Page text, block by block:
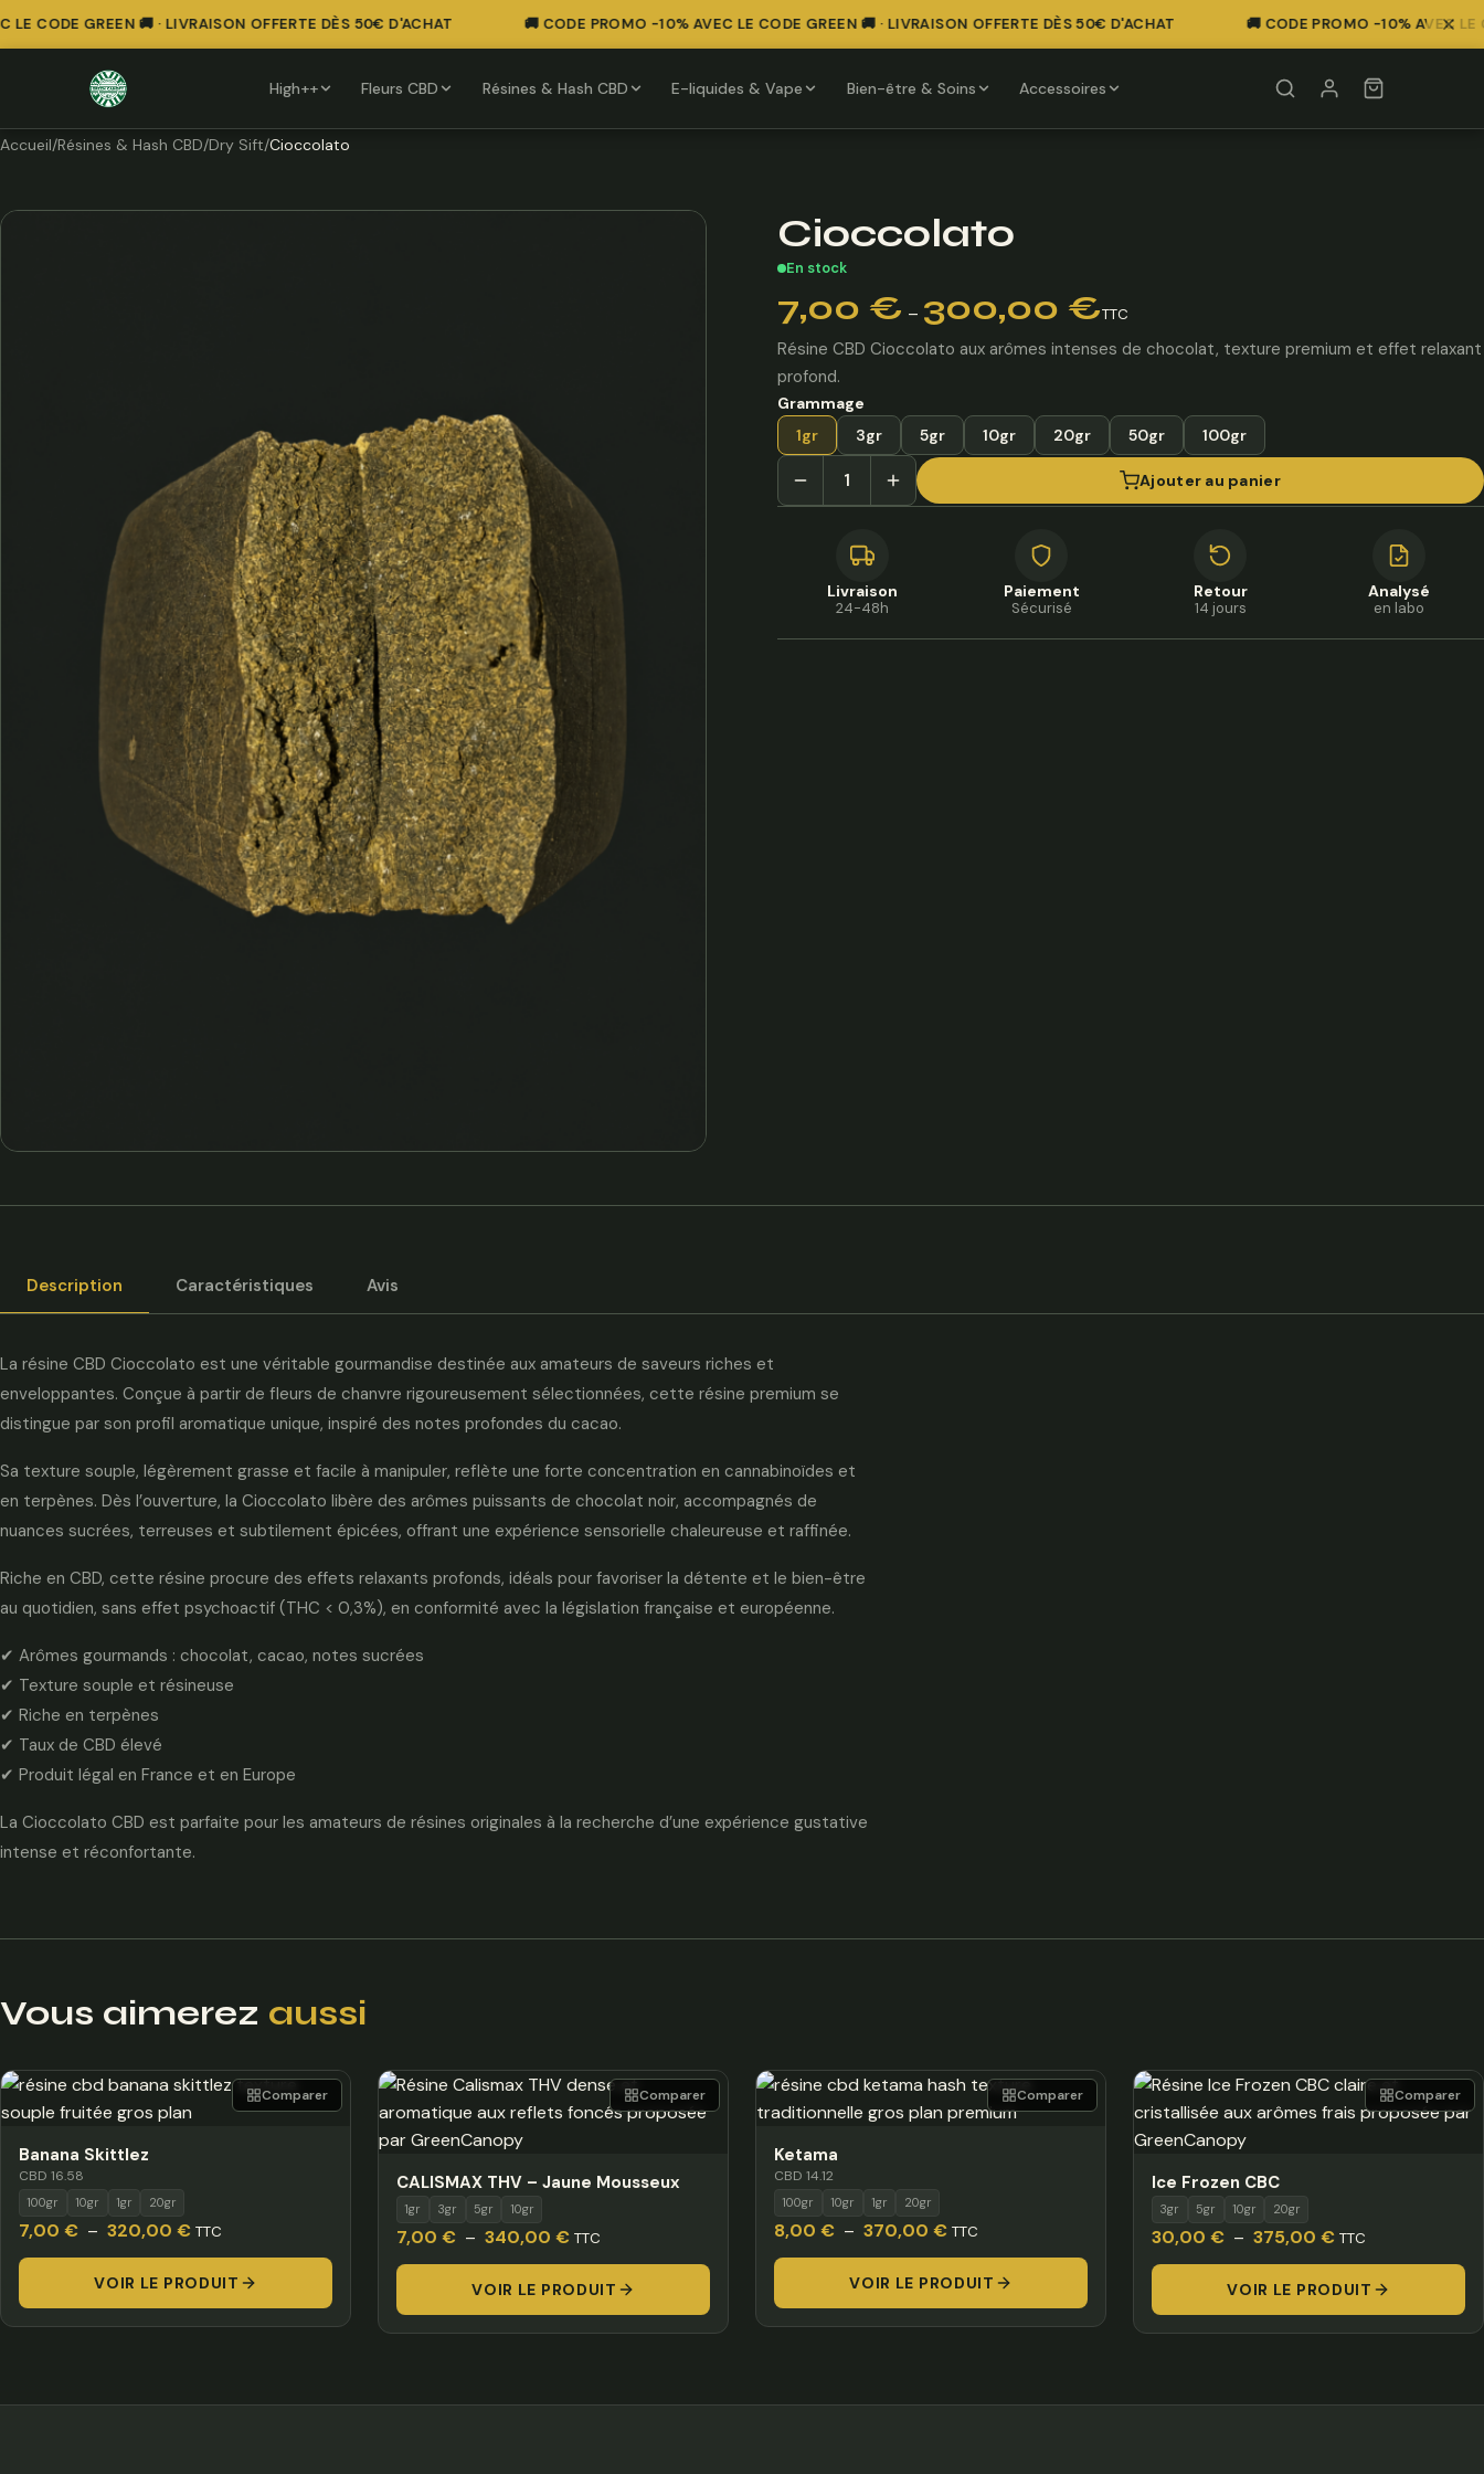
CODE GREEN 🚚 · LIVRAISON OFFERTE DÈS 50€ D'ACHAT 🚚 CODE PROMO -10% AVEC LE CODE GREEN 🚚 · LIVRAISON OFFERTE DÈS 50€ D'ACHAT 🚚 CODE PROMO -10% AVEC LE
High++ Fleurs CBD Résines & Hash CBD E-liquides & Vape Bien-être & Soins Accessoires
Accueil/Résines & Hash CBD/Dry Sift/Cioccolato
Cioccolato
En stock
7,00 € – 300,00 €
de
prix :
7,00 €
à
300,00 €
TTC
Résine CBD Cioccolato aux arômes intenses de chocolat, texture premium et effet relaxant
profond.
Grammage
1gr
3gr 5gr 10gr 20gr 50gr 100gr
Ajouter au panier
Livraison
24-48h
Paiement
Sécurisé
Retour
14 jours
Analysé
en labo
Description Caractéristiques Avis
La résine CBD Cioccolato est une véritable gourmandise destinée aux amateurs de saveurs riches et
enveloppantes. Conçue à partir de fleurs de chanvre rigoureusement sélectionnées, cette résine premium se
distingue par son profil aromatique unique, inspiré des notes profondes du cacao.
Sa texture souple, légèrement grasse et facile à manipuler, reflète une forte concentration en cannabinoïdes et
en terpènes. Dès l’ouverture, la Cioccolato libère des arômes puissants de chocolat noir, accompagnés de
nuances sucrées, terreuses et subtilement épicées, offrant une expérience sensorielle chaleureuse et raffinée.
Riche en CBD, cette résine procure des effets relaxants profonds, idéals pour favoriser la détente et le bien-être
au quotidien, sans effet psychoactif (THC < 0,3%), en conformité avec la législation française et européenne.
✔ Arômes gourmands : chocolat, cacao, notes sucrées
✔ Texture souple et résineuse
✔ Riche en terpènes
✔ Taux de CBD élevé
✔ Produit légal en France et en Europe
La Cioccolato CBD est parfaite pour les amateurs de résines originales à la recherche d’une expérience gustative
intense et réconfortante.
Vous aimerez aussi
Banana Skittlez
CBD 16.58
100gr 10gr 1gr 20gr
7,00 € – 320,00 €Plage
de
prix :
7,00 €
TTC
VOIR LE PRODUIT
Comparer
CALISMAX THV – Jaune Mousseux
1gr 3gr 5gr 10gr
7,00 € – 340,00 €Plage
de
prix :
7,00 €
TTC
VOIR LE PRODUIT
Comparer
Ketama
CBD 14.12
100gr 10gr 1gr 20gr
8,00 € – 370,00 €Plage
de
prix :
8,00 €
TTC
VOIR LE PRODUIT
Comparer
Ice Frozen CBC
3gr 5gr 10gr 20gr
30,00 € – 375,00 €Plage
de
prix :
30,00 €
TTC
VOIR LE PRODUIT
Comparer